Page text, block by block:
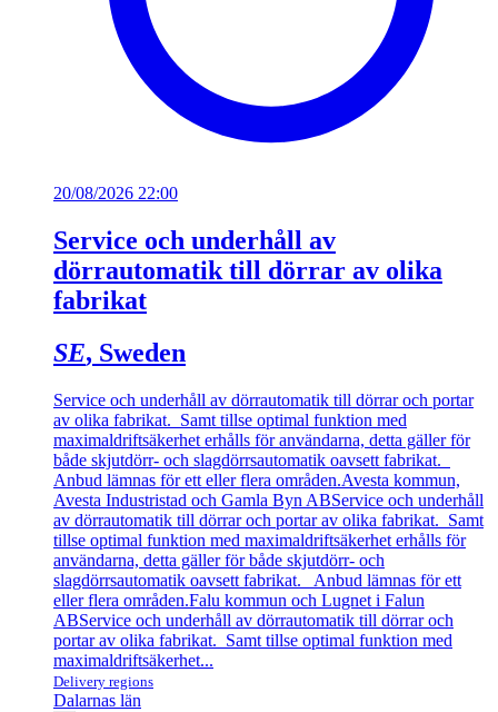
20/08/2026 22:00
Service och underhåll av
dörrautomatik till dörrar av olika
fabrikat
SE, Sweden
Service och underhåll av dörrautomatik till dörrar och portar
av olika fabrikat. Samt tillse optimal funktion med
maximaldriftsäkerhet erhålls för användarna, detta gäller för
både skjutdörr- och slagdörrsautomatik oavsett fabrikat.
Anbud lämnas för ett eller flera områden.Avesta kommun,
Avesta Industristad och Gamla Byn ABService och underhåll
av dörrautomatik till dörrar och portar av olika fabrikat. Samt
tillse optimal funktion med maximaldriftsäkerhet erhålls för
användarna, detta gäller för både skjutdörr- och
slagdörrsautomatik oavsett fabrikat. Anbud lämnas för ett
eller flera områden.Falu kommun och Lugnet i Falun
ABService och underhåll av dörrautomatik till dörrar och
portar av olika fabrikat. Samt tillse optimal funktion med
maximaldriftsäkerhet...
Delivery regions
Dalarnas län